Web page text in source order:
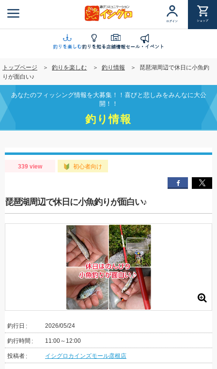
ン
ツ
移
動
ログイン ショップ
釣りを楽しむ釣りを知る店舗情報セール・イベント
トップページ 釣りを楽しむ 釣り情報
琵琶湖周辺で休日に小魚釣
りが面白い♪
あなたのフィッシング情報を大募集！！喜びと悲しみをみんなに大公
開！！
釣り情報
339 view 初心者向け
琵琶湖周辺で休日に小魚釣りが面白い♪
釣行日 2026/05/24
釣行時間 11:00～12:00
投稿者 イシグロカインズモール彦根店